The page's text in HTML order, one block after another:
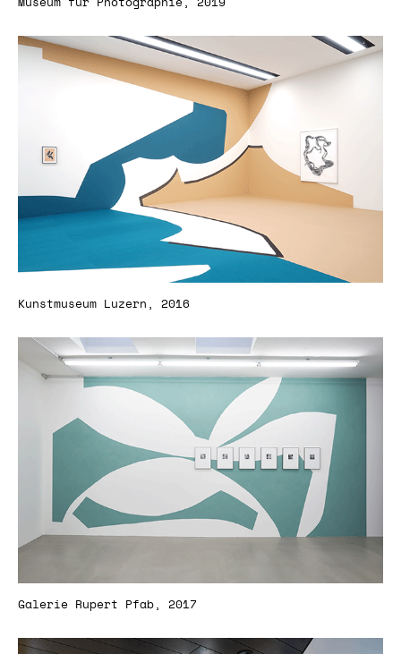
Museum für Photographie, 2019
Kunstmuseum Luzern, 2016
Galerie Rupert Pfab, 2017